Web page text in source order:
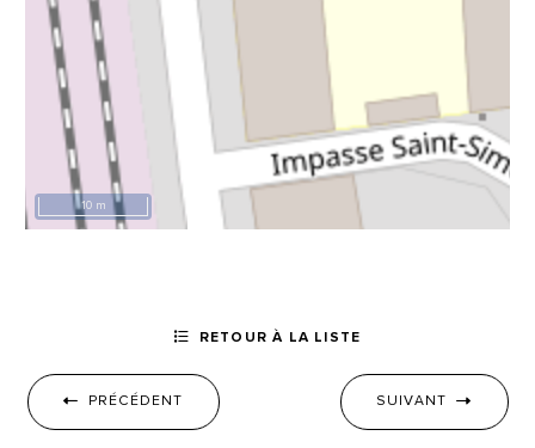
10 m
PRÉCÉDENT
RETOUR À LA LISTE
SUIVANT